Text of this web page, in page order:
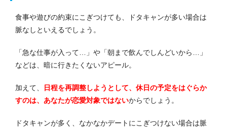
食事や遊びの約束にこぎつけても、ドタキャンが多い場合は
脈なしといえるでしょう。
「急な仕事が入って…」や「朝まで飲んでしんどいから…」
などは、暗に行きたくないアピール。
加えて、
日程を再調整しようとして、休日の予定をはぐらか
すのは、あなたが恋愛対象ではないからでしょう。
ドタキャンが多く、なかなかデートにこぎつけない場合は脈